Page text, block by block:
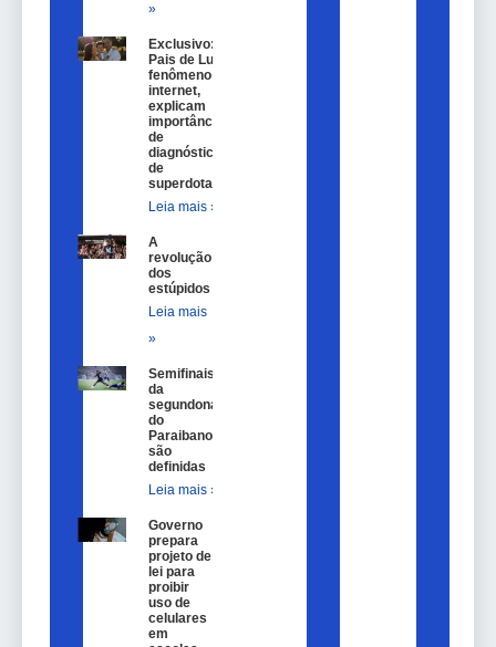
»
Exclusivo:
Pais de Lulu,
fenômeno na
internet,
explicam
importância
de
diagnóstico
de
superdotação
Leia mais »
A
revolução
dos
estúpidos
Leia mais
»
Semifinais
da
segundona
do
Paraibano
são
definidas
Leia mais »
Governo
prepara
projeto de
lei para
proibir
uso de
celulares
em